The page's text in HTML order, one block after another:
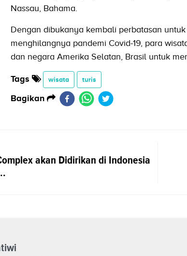
Nassau, Bahama.
Dengan dibukanya kembali perbatasan
menghilangnya pandemi Covid-19, para
dan negara Amerika Selatan, Brasil untuk
Tags wisata turis
Bagikan
akan Didirikan di Indonesia